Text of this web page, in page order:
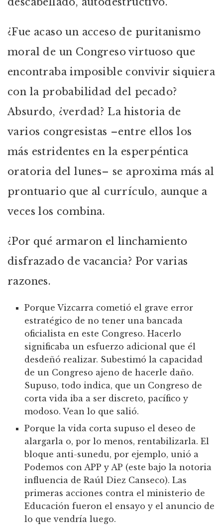
¿Fue acaso un acceso de puritanismo
moral de un Congreso virtuoso que
encontraba imposible convivir siquiera
con la probabilidad del pecado?
Absurdo, ¿verdad? La historia de
varios congresistas –entre ellos los
más estridentes en la esperpéntica
oratoria del lunes– se aproxima más al
prontuario que al currículo, aunque a
veces los combina.
¿Por qué armaron el linchamiento
disfrazado de vacancia? Por varias
razones.
Porque Vizcarra cometió el grave error
estratégico de no tener una bancada
oficialista en este Congreso. Hacerlo
significaba un esfuerzo adicional que él
desdeñó realizar. Subestimó la capacidad
de un Congreso ajeno de hacerle daño.
Supuso, todo indica, que un Congreso de
corta vida iba a ser discreto, pacífico y
modoso. Vean lo que salió.
Porque la vida corta supuso el deseo de
alargarla o, por lo menos, rentabilizarla. El
bloque anti-sunedu, por ejemplo, unió a
Podemos con APP y AP (este bajo la notoria
influencia de Raúl Diez Canseco). Las
primeras acciones contra el ministerio de
Educación fueron el ensayo y el anuncio de
lo que vendría luego.